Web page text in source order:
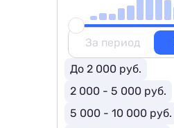
За период
До 2 000 руб.
2 000 - 5 000 руб.
5 000 - 10 000 руб.